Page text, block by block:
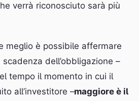
verrà riconosciuto sarà più
meglio è possibile affermare
dell’obbligazione –
tempo il momento in cui il
all’investitore –maggiore è il